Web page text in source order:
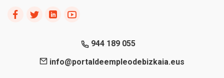
944 189 055
info@portaldeempleodebizkaia.eus